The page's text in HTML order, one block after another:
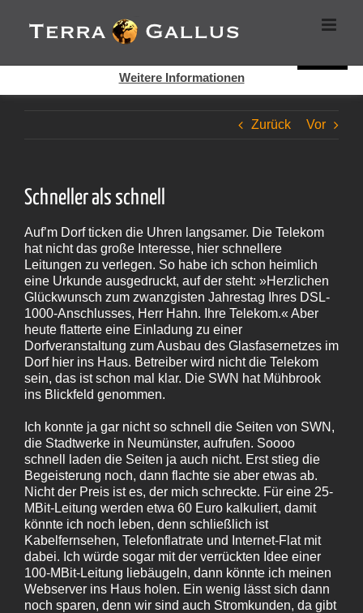
Inhalt
springen
Zurück Vor
Schneller als schnell
Auf’m Dorf ticken die Uhren langsamer. Die Telekom
hat nicht das große Interesse, hier schnellere
Leitungen zu verlegen. So habe ich schon heimlich
eine Urkunde ausgedruckt, auf der steht: »Herzlichen
Glückwunsch zum zwanzgisten Jahrestag Ihres DSL-
1000-Anschlusses, Herr Hahn. Ihre Telekom.« Aber
heute flatterte eine Einladung zu einer
Dorfveranstaltung zum Ausbau des Glasfasernetzes im
Dorf hier ins Haus. Betreiber wird nicht die Telekom
sein, das ist schon mal klar. Die SWN hat Mühbrook
ins Blickfeld genommen.
Ich konnte ja gar nicht so schnell die Seiten von SWN,
die Stadtwerke in Neumünster, aufrufen. Soooo
schnell laden die Seiten ja auch nicht. Erst stieg die
Begeisterung noch, dann flachte sie aber etwas ab.
Nicht der Preis ist es, der mich schreckte. Für eine 25-
MBit-Leitung werden etwa 60 Euro kalkuliert, damit
könnte ich noch leben, denn schließlich ist
Kabelfernsehen, Telefonflatrate und Internet-Flat mit
dabei. Ich würde sogar mit der verrückten Idee einer
100-MBit-Leitung liebäugeln, dann könnte ich meinen
Webserver ins Haus holen. Ein wenig lässt sich dann
noch sparen, denn wir sind auch Stromkunden, da gibt
Cookies helfen auf auf dieser Seite bei der Bereitstellung der
Dienste. Durch die Nutzung dieser Webseite erklären Sie sich
Weitere Informationen